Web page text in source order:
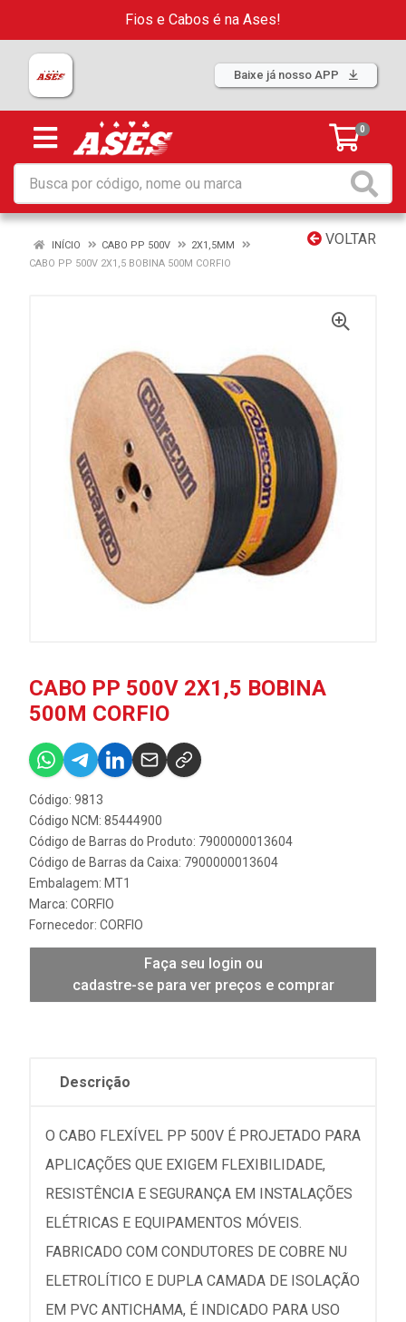
Fios e Cabos é na Ases!
Baixe já nosso APP
0
VOLTAR
INÍCIO CABO PP 500V
2X1,5MM
CABO PP 500V 2X1,5 BOBINA 500M CORFIO
CABO PP 500V 2X1,5 BOBINA
500M CORFIO
Código: 9813
Código NCM: 85444900
Código de Barras do Produto: 7900000013604
Código de Barras da Caixa: 7900000013604
Embalagem: MT1
Marca: CORFIO
Fornecedor: CORFIO
Faça seu login ou
cadastre-se para ver preços e comprar
Descrição
O CABO FLEXÍVEL PP 500V É PROJETADO PARA
APLICAÇÕES QUE EXIGEM FLEXIBILIDADE,
RESISTÊNCIA E SEGURANÇA EM INSTALAÇÕES
ELÉTRICAS E EQUIPAMENTOS MÓVEIS.
FABRICADO COM CONDUTORES DE COBRE NU
ELETROLÍTICO E DUPLA CAMADA DE ISOLAÇÃO
EM PVC ANTICHAMA, É INDICADO PARA USO